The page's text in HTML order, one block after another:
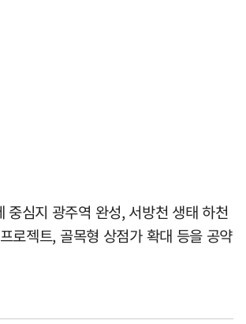
중심지 광주역 완성, 서방천 생태 하천
로젝트, 골목형 상점가 확대 등을 공약